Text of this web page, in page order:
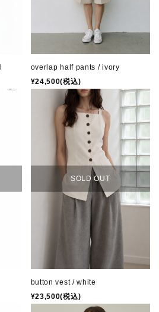
overlap half pants / ivory
¥24,500(税込)
SOLD OUT
button vest / white
¥23,500(税込)